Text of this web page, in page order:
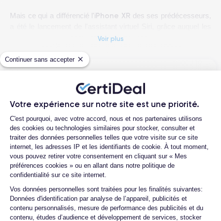
Continuer sans accepter
Votre expérience sur notre site est une priorité.
Plateforme de Gestion du
C'est pourquoi, avec votre accord, nous et nos partenaires utilisons
des cookies ou technologies similaires pour stocker, consulter et
traiter des données personnelles telles que votre visite sur ce site
internet, les adresses IP et les identifiants de cookie. À tout moment,
vous pouvez retirer votre consentement en cliquant sur « Mes
préférences cookies » ou en allant dans notre politique de
confidentialité sur ce site internet.
Vos données personnelles sont traitées pour les finalités suivantes:
Données d'identification par analyse de l’appareil, publicités et
contenu personnalisés, mesure de performance des publicités et du
contenu, études d’audience et développement de services, stocker
Axeptio consent
Mais ce qui a différencié l'iPhone XR des ses prédécesseurs,
utilisateurs pouvaient effectuer des recherches sur Internet,
encore, le tout à l'aide de commandes vocales. Grâce au
processeurA12 Bionic, l'iPhone XRest capable d'exécuter
automatique avec une efficacité impressionnante.
Si vous êtes à la recherche d'un smartphone offrant un grand
écran, un appareil photo de haute qualité et une technologie
avancée de traitement du langage naturel, l'iPhone XRest un
excellent choix. Avec ses performances exceptionnelles et
son design épuré, cet appareil est parfait pour ceux qui
recherchent un smartphone haut de gamme capable de
répondre à leurs besoins quotidiens.
Pour en savoir plus en détail sur les caractéristiques de ce
smartphone découvrez la fiche technique de l'iPhone XR.
Voir plus
Quelle est la différence entre un
iPhone XR d'occasion et un iPhone XR
reconditionné ?
Quelle est la durée de vie d'un iPhone
XR reconditionné ?
Proposez-vous une assurance en cas
de casse due à des chocs ou à des
chutes ?
Quelles sont les options disponibles sur
les batteries ?